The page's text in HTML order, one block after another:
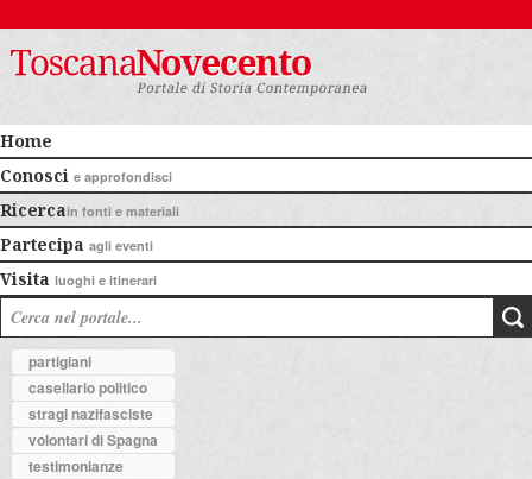
Home
Conosci e approfondisci
Ricercain fonti e materiali
Partecipa agli eventi
Visita luoghi e itinerari
partigiani
casellario politico
stragi nazifasciste
volontari di Spagna
testimonianze